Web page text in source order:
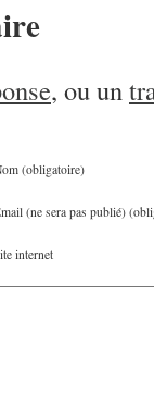
, ou un
(obligatoire)
(ne sera pas publié)
internet